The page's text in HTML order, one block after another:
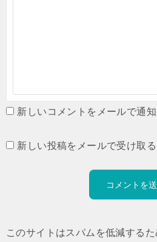
新しいコメントをメールで通知
新しい投稿をメールで受け取る
このサイトはスパムを低減する